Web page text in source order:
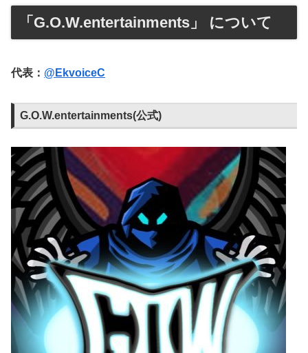
「G.O.W.entertainments」 について
代表： @EkvoiceC
G.O.W.entertainments(公式)